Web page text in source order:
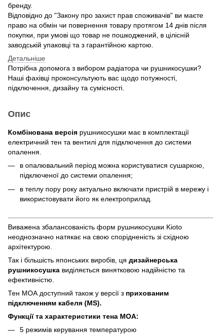
бренду.
Відповідно до "Закону про захист прав споживачів" ви маєте
право на обмін чи повернення товару протягом 14 днів після
покупки, при умові що товар не пошкоджений, в цілісній
заводській упаковці та з гарантійною картою.
Детальніше
Потрібна допомога з вибором радіатора чи рушникосушки?
Наші фахівці проконсультують вас щодо потужності,
підключення, дизайну та сумісності.
Опис
Комбінована версія рушникосушки має в комплектації
електричний тен та вентилі для підключення до системи
опалення.
в опалювальний період можна користуватися сушаркою,
підключеної до системи опалення;
в теплу пору року актуально включати пристрій в мережу і
використовувати його як електроприлад.
Виважена збалансованість форм рушникосушки Kioto
неоднозначно натякає на свою спорідненість зі східною
архітектурою.
Так і більшість японських виробів, ця дизайнерська
рушникосушка виділяється винятковою надійністю та
ефективністю.
Тен МОА доступний також у версії з прихованим
підключенням кабеля (MS).
Функцiї та характеристики тена MOA:
5 режимів керування температурою